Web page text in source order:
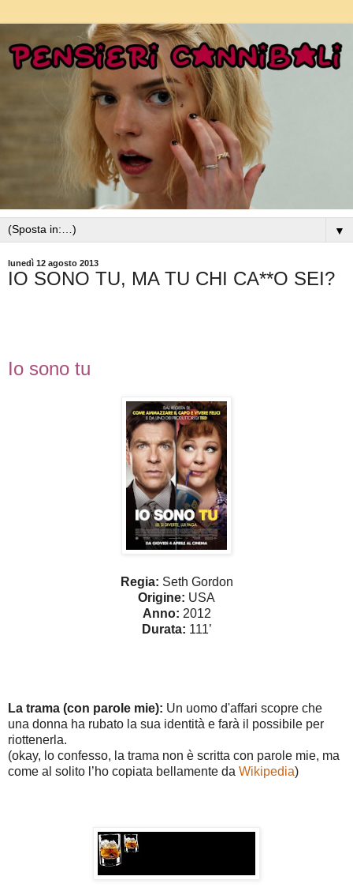
▼
lunedì 12 agosto 2013
IO SONO TU, MA TU CHI CA**O SEI?
Io sono tu
Regia: Seth Gordon
Origine: USA
Anno: 2012
Durata: 111’
La trama (con parole mie): Un uomo d'affari scopre che
una donna ha rubato la sua identità e farà il possibile per
riottenerla.
(okay, lo confesso, la trama non è scritta con parole mie, ma
come al solito l’ho copiata bellamente da Wikipedia)